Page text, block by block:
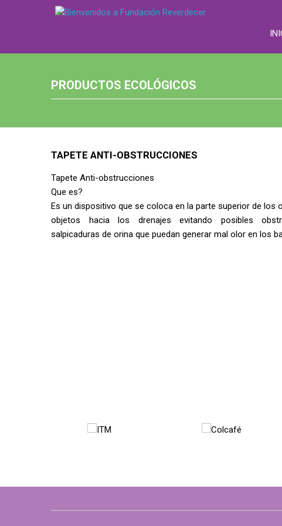
PRODUCTOS ECOLÓGICOS
TAPETE ANTI-OBSTRUCCIONES
Tapete Anti-obstrucciones​
Que es?
Es un dispositivo que se coloca en la parte superior de los
objetos hacia los drenajes evitando posibles
salpicaduras de orina que puedan generar mal olor en los